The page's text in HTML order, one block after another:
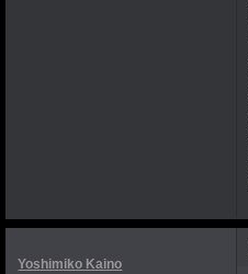
Yoshimiko Kaino